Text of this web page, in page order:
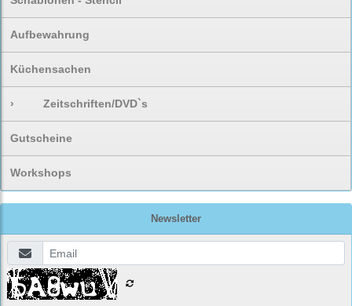
Aufbewahrung
Küchensachen
› Zeitschriften/DVD`s
Gutscheine
Workshops
Newsletter